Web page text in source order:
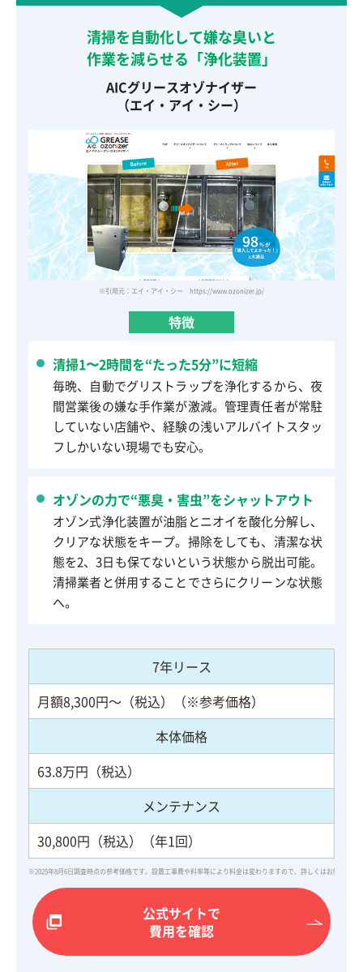
清掃を自動化して嫌な臭いと
作業を減らせる「浄化装置」
AICグリースオゾナイザー
（エイ・アイ・シー）
※引用元：エイ・アイ・シー https://www.ozonizer.jp/
特徴
清掃1〜2時間を“たった5分”に短縮
毎晩、自動でグリストラップを浄化するから、夜
間営業後の嫌な手作業が激減。管理責任者が常駐
していない店舗や、経験の浅いアルバイトスタッ
フしかいない現場でも安心。
オゾンの力で“悪臭・害虫”をシャットアウト
オゾン式浄化装置が油脂とニオイを酸化分解し、
クリアな状態をキープ。掃除をしても、清潔な状
態を2、3日も保てないという状態から脱出可能。
清掃業者と併用することでさらにクリーンな状態
へ。
7年リース
月額8,300円～（税込）（※参考価格）
本体価格
63.8万円（税込）
メンテナンス
30,800円（税込）（年1回）
※2025年8月6日調査時点の参考価格です。設置工事費や料率等により料金は変わりますので、詳しくはお問い合
公式サイトで
費用を確認